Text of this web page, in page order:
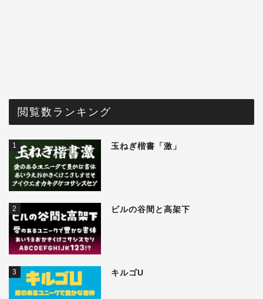
閲覧数ランキング
1 玉ねぎ楷書「激」
2 ビルの谷間と高架下
3 キルゴU